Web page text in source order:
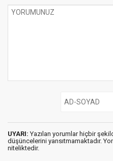
UYARI: Yazılan yorumlar hiçbir
düşüncelerini yansıtmamaktadır.
niteliktedir.